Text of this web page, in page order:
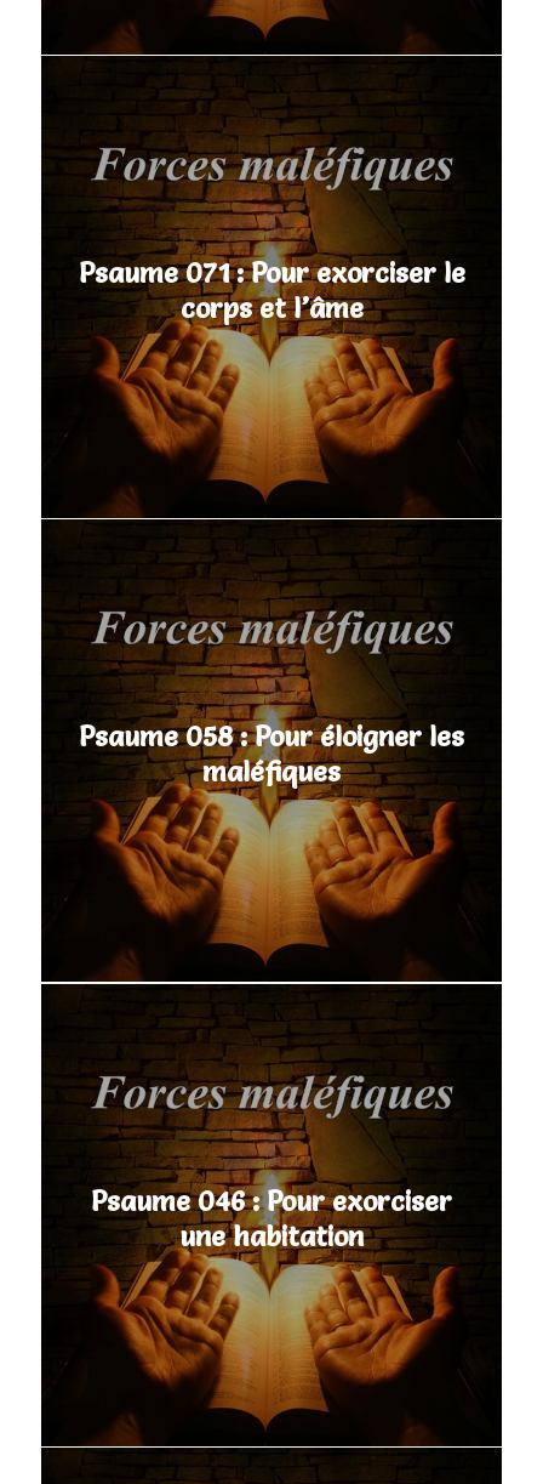
Psaume 071 : Pour exorciser le
corps et l’âme
Psaume 058 : Pour éloigner les
maléfiques
Psaume 046 : Pour exorciser
une habitation